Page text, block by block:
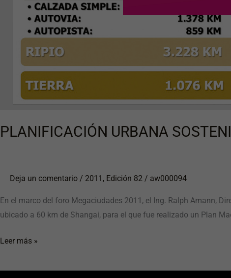
PLANIFICACIÓN URBANA
Deja un comentario / 2011 , Edición 82 / aw000094
En el marco del foro Megaciudades 2011, el Ing. Ralph Amann,
ubicado a 60 km de Shangai, para el que fue realizado un Plan
Leer más »